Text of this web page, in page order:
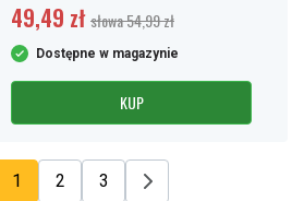
49,49 zł słowa 54,99 zł
Dostępne w magazynie
KUP
1 2 3